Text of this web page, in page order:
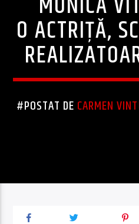
O ACTRIȚĂ,
#POSTAT DE CARMEN